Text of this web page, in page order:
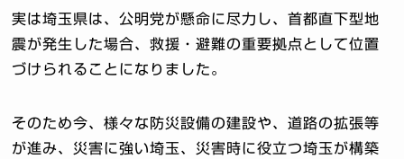
実は埼玉県は、公明党が懸命に尽力し、首都直下型地
震が発生した場合、救援・避難の重要拠点として位置
づけられることになりました。
そのため今、様々な防災設備の建設や、道路の拡張等
が進み、災害に強い埼玉、災害時に役立つ埼玉が構築